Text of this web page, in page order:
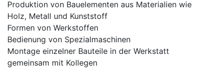
Produktion von Bauelementen aus Materialien wie
Holz, Metall und Kunststoff
Formen von Werkstoffen
Bedienung von Spezialmaschinen
Montage einzelner Bauteile in der Werkstatt
gemeinsam mit Kollegen